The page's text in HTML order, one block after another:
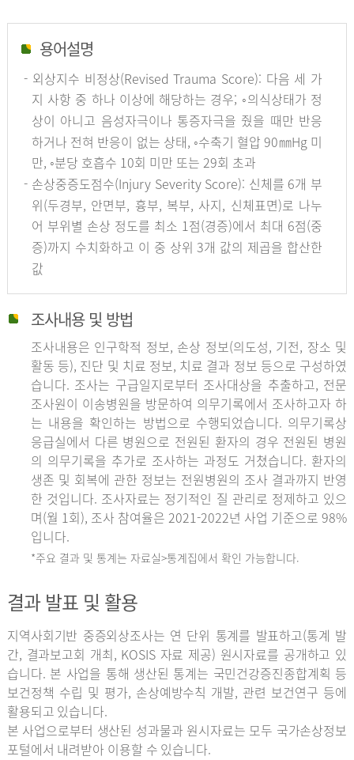
용어설명
- 외상지수 비정상(Revised Trauma Score): 다음 세 가
지 사항 중 하나 이상에 해당하는 경우; ◦의식상태가 정
상이 아니고 음성자극이나 통증자극을 줬을 때만 반응
하거나 전혀 반응이 없는 상태, ◦수축기 혈압 90㎜Hg 미
만, ◦분당 호흡수 10회 미만 또는 29회 초과
- 손상중증도점수(Injury Severity Score): 신체를 6개 부
위(두경부, 안면부, 흉부, 복부, 사지, 신체표면)로 나누
어 부위별 손상 정도를 최소 1점(경증)에서 최대 6점(중
증)까지 수치화하고 이 중 상위 3개 값의 제곱을 합산한
값
조사내용 및 방법
조사내용은 인구학적 정보, 손상 정보(의도성, 기전, 장소 및
활동 등), 진단 및 치료 정보, 치료 결과 정보 등으로 구성하였
습니다. 조사는 구급일지로부터 조사대상을 추출하고, 전문
조사원이 이송병원을 방문하여 의무기록에서 조사하고자 하
는 내용을 확인하는 방법으로 수행되었습니다. 의무기록상
응급실에서 다른 병원으로 전원된 환자의 경우 전원된 병원
의 의무기록을 추가로 조사하는 과정도 거쳤습니다. 환자의
생존 및 회복에 관한 정보는 전원병원의 조사 결과까지 반영
한 것입니다. 조사자료는 정기적인 질 관리로 정제하고 있으
며(월 1회), 조사 참여율은 2021-2022년 사업 기준으로 98%
입니다.
*주요 결과 및 통계는 자료실>통계집에서 확인 가능합니다.
결과 발표 및 활용
지역사회기반 중증외상조사는 연 단위 통계를 발표하고(통계 발
간, 결과보고회 개최, KOSIS 자료 제공) 원시자료를 공개하고 있
습니다. 본 사업을 통해 생산된 통계는 국민건강증진종합계획 등
보건정책 수립 및 평가, 손상예방수칙 개발, 관련 보건연구 등에
활용되고 있습니다.
본 사업으로부터 생산된 성과물과 원시자료는 모두 국가손상정보
포털에서 내려받아 이용할 수 있습니다.